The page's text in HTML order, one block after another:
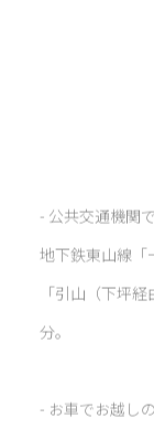
- 公共交通機関
地下鉄東⼭線「
「引⼭（下坪
分。
- お車でお越し